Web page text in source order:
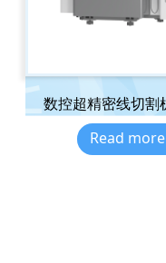
数控超精密线切割
Read